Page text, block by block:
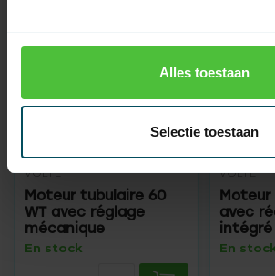
Alles toestaan
Selectie toestaan
VOLTE
Moteur tubulaire 60
WT avec réglage
mécanique
En stock
VOLTE
Moteur
avec
intégré
En